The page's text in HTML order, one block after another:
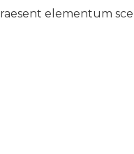
elementum